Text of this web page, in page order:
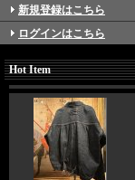
新規登録はこちら
ログインはこちら
Hot Item